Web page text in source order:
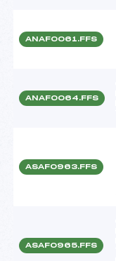
ANAF0061.FFS
ANAF0064.FFS
ASAF0963.FFS
ASAF0965.FFS